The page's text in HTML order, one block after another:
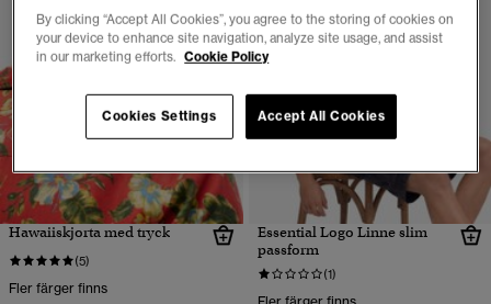
Hawaiiskjorta med tryck
(5)
Fler färger finns
Essential Logo Linne slim
passform
(1)
By clicking “Accept All Cookies”, you agree to the storing of cookies on
your device to enhance site navigation, analyze site usage, and assist
in our marketing efforts. Cookie Policy
Accept All Cookies
Cookies Settings